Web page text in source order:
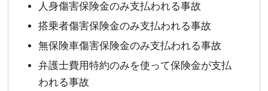
人身傷害保険金のみ支払われる事故
搭乗者傷害保険金のみ支払われる事故
無保険車傷害保険金のみ支払われる事故
弁護士費用特約のみを使って保険金が支払
われる事故